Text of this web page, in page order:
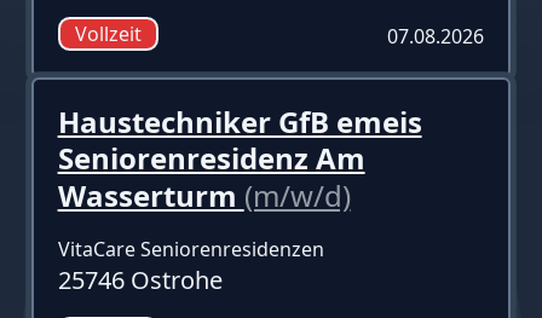
Vollzeit 07.08.2026
Haustechniker GfB emeis
Seniorenresidenz Am
Wasserturm (m/w/d)
VitaCare Seniorenresidenzen
25746 Ostrohe